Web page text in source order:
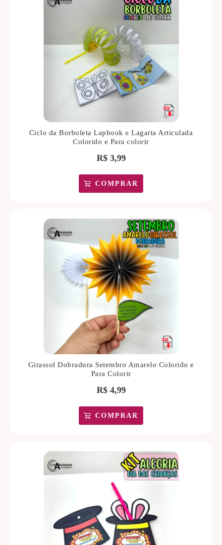
Ciclo da Borboleta Lapbook e Lagarta Articulada
Colorido e Para colorir
R$3,99
COMPRAR
Girassol Dobradura Setembro Amarelo Colorido e
Para Colorir
R$4,99
COMPRAR